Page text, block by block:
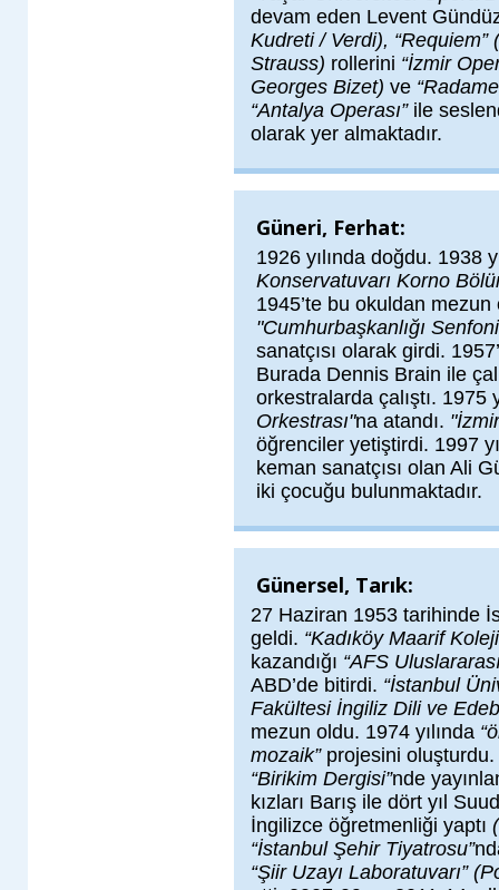
devam eden Levent
Kudreti / Verdi), “Requiem”
Strauss) rollerini “İzmir
Georges Bizet) ve
“Antalya Operası”ile
olarak yer almaktadır.
Güneri, Ferhat:
1926 yılında doğdu. 1938
Konservatuvarı Korno
1945’te bu okuldan mezun
"Cumhurbaşkanlığı
sanatçısı olarak girdi.
Burada Dennis Brain ile
orkestralarda çalıştı. 1975
Orkestrası"na atandı.
öğrenciler yetiştirdi. 1997
keman sanatçısı olan Ali
iki çocuğu bulunmaktadır.
Günersel, Tarık:
27 Haziran 1953 tarihinde
geldi. “Kadıköy Maarif
kazandığı “AFS
ABD’de bitirdi. “İstanbul
Fakültesi İngiliz Dili ve
mezun oldu. 1974 yılında
mozaik”projesini oluşturdu.
“Birikim Dergisi”nde
kızları Barış ile dört yıl
İngilizce öğretmenliği yaptı
“İstanbul Şehir Tiyatrosu”
“Şiir Uzayı Laboratuvarı”